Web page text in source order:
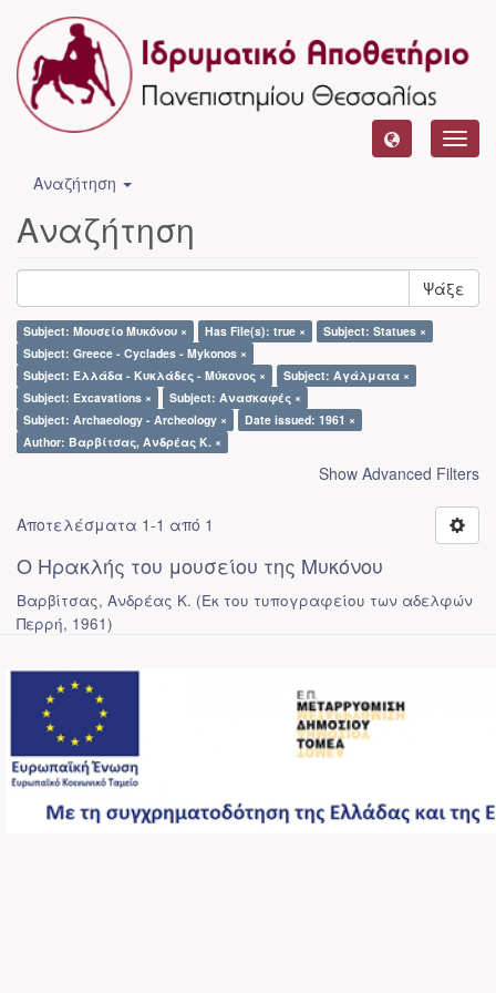
Αναζήτηση
Αναζήτηση
Ψάξε
Subject: Μουσείο Μυκόνου × Has File(s): true ×
Subject: Statues ×
Subject: Greece - Cyclades - Mykonos ×
Subject: Ελλάδα - Κυκλάδες - Μύκονος ×
Subject: Αγάλματα ×
Subject: Excavations ×
Subject: Ανασκαφές ×
Subject: Archaeology - Archeology ×
Date issued: 1961 ×
Author: Βαρβίτσας, Ανδρέας Κ. ×
Show Advanced Filters
Αποτελέσματα 1-1 από 1
Ο Ηρακλής του μουσείου της Μυκόνου
Βαρβίτσας, Ανδρέας Κ. (Εκ του τυπογραφείου των αδελφών
Περρή, 1961)